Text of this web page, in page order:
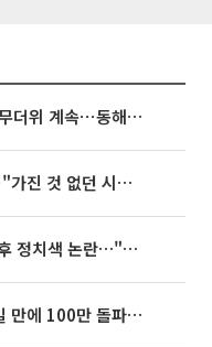
[내일 날씨] 폭염 한풀 꺾여도 무더위 계속⋯동해안 이틀 연속 비
임영웅, 어느덧 데뷔 10주년⋯"가진 것 없던 시절, 내 앞엔 20명의 팬뿐"
김희철, '뒤집힌 태극기' 지적 후 정치색 논란…"좌우 떠나 우리나라 국기"
놀란 감독 '오디세이', 개봉 4일 만에 100만 돌파⋯'왕사남' 보다 빠르다